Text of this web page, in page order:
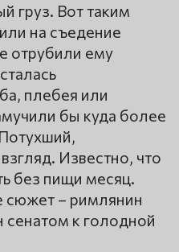
груз. Вот таким
на съедение
отрубили ему
плебея или
бы куда более
Известно, что
без пищи месяц.
сюжет – римлянин
к голодной